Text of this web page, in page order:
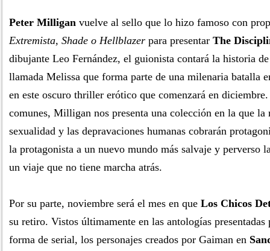
Peter Milligan vuelve al sello que lo hizo famoso con
Extremista, Shade o Hellblazer para presentar The
dibujante Leo Fernández, el guionista contará la historia
llamada Melissa que forma parte de una milenaria batalla
en este oscuro thriller erótico que comenzará en
comunes, Milligan nos presenta una colección en la que la
sexualidad y las depravaciones humanas cobrarán
la protagonista a un nuevo mundo más salvaje y perverso
un viaje que no tiene marcha atrás.
Por su parte, noviembre será el mes en que Los Chicos
su retiro. Vistos últimamente en las antologías
forma de serial, los personajes creados por Gaiman en